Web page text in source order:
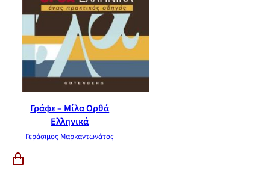
Γράφε – Μίλα Ορθά
Ελληνικά
Γεράσιμος Μαρκαντωνάτος